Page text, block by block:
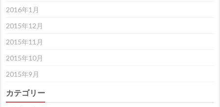
2016年1月
2015年12月
2015年11月
2015年10月
2015年9月
カテゴリー